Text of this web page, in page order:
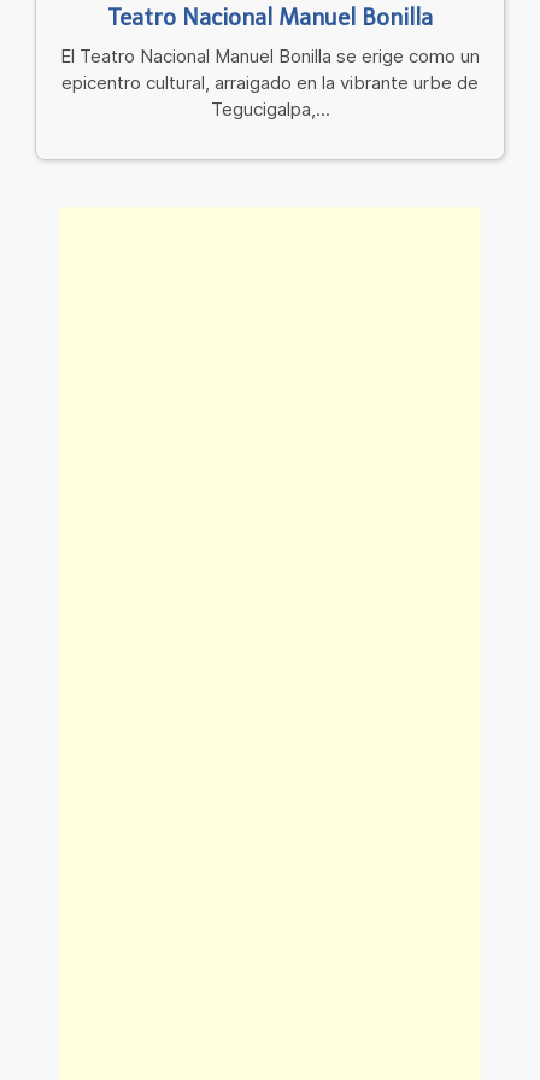
Teatro Nacional Manuel Bonilla
El Teatro Nacional Manuel Bonilla se erige como un
epicentro cultural, arraigado en la vibrante urbe de
Tegucigalpa,...